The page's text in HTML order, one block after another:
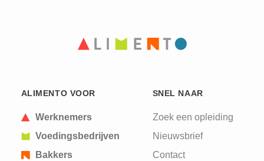
ALIMENTO VOOR
Werknemers
Voedingsbedrijven
Bakkers
SNEL NAAR
Zoek een opleiding
Nieuwsbrief
Contact